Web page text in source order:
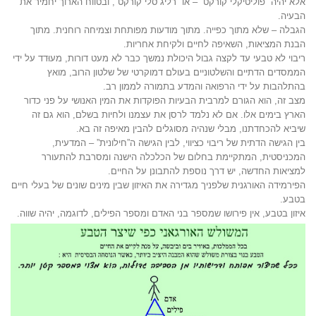
הבעיה.
הגבלה – שלא מתוך כפייה. מתוך מודעות מפותחת וצמיחה רוחנית. מתוך
הבנת המציאות, השאיפה לחיים ולקיחת אחריות.
ריבוי לא טבעי עד לקצה גבול היכולת נמשך כבר לא מעט דורות, מעוּדד על ידי
הממסדים הדתיים והשלטוניים בעולם דמוקרטי של שלטון הרוב, מואץ
בהתלהבות על ידי הרפואה והמדע בתמורה לממון רב.
מצב זה, הוא הגורם למרבית הבעיות הפוקדות את המין האנושי על פני כדור
הארץ בימים אלו. אם לא נלמד לרסן את עצמנו ולחיות בשלם, הוא גם זה
שיביא להכחדתנו, מבלי שנהיה מסוגלים להבין מאיפה זה בא.
בין הגישה הדתית של ריבוי כציווי, לבין הגישה ה”חילונית” – המדעית,
המכניסטית, המתקיימת בחלום של הכלכלה הישנה ומסרבת להתעורר
למציאות החדשה, יש דרך נוספת להתבונן על החיים.
הפירמידה האורגנית שלפניך מגדירה את האיזון שבין מינים שונים של בעלי חיים
בטבע.
איזון בטבע, אין פירושו שמספר בני האדם ומספר הפילים, לדוגמה, יהיה שווה.